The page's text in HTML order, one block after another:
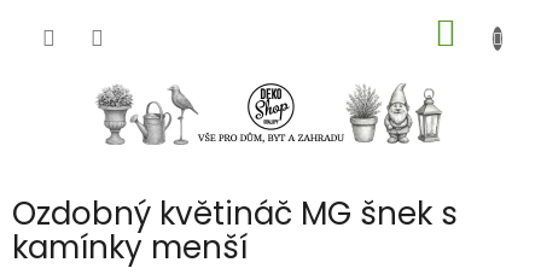
KOŠÍK
Ozdobný květináč MG šnek s
kamínky menší